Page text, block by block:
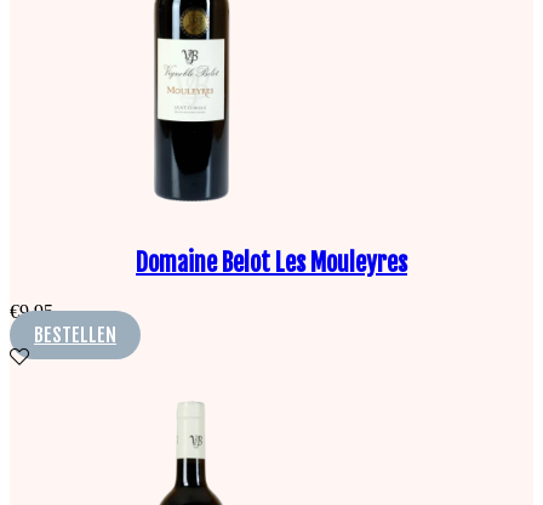
Domaine Belot Les Mouleyres
€9,95
BESTELLEN